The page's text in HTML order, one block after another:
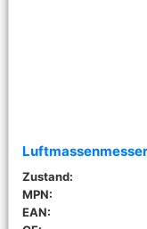
Luftmassenmesser
Zustand:
MPN:
EAN: